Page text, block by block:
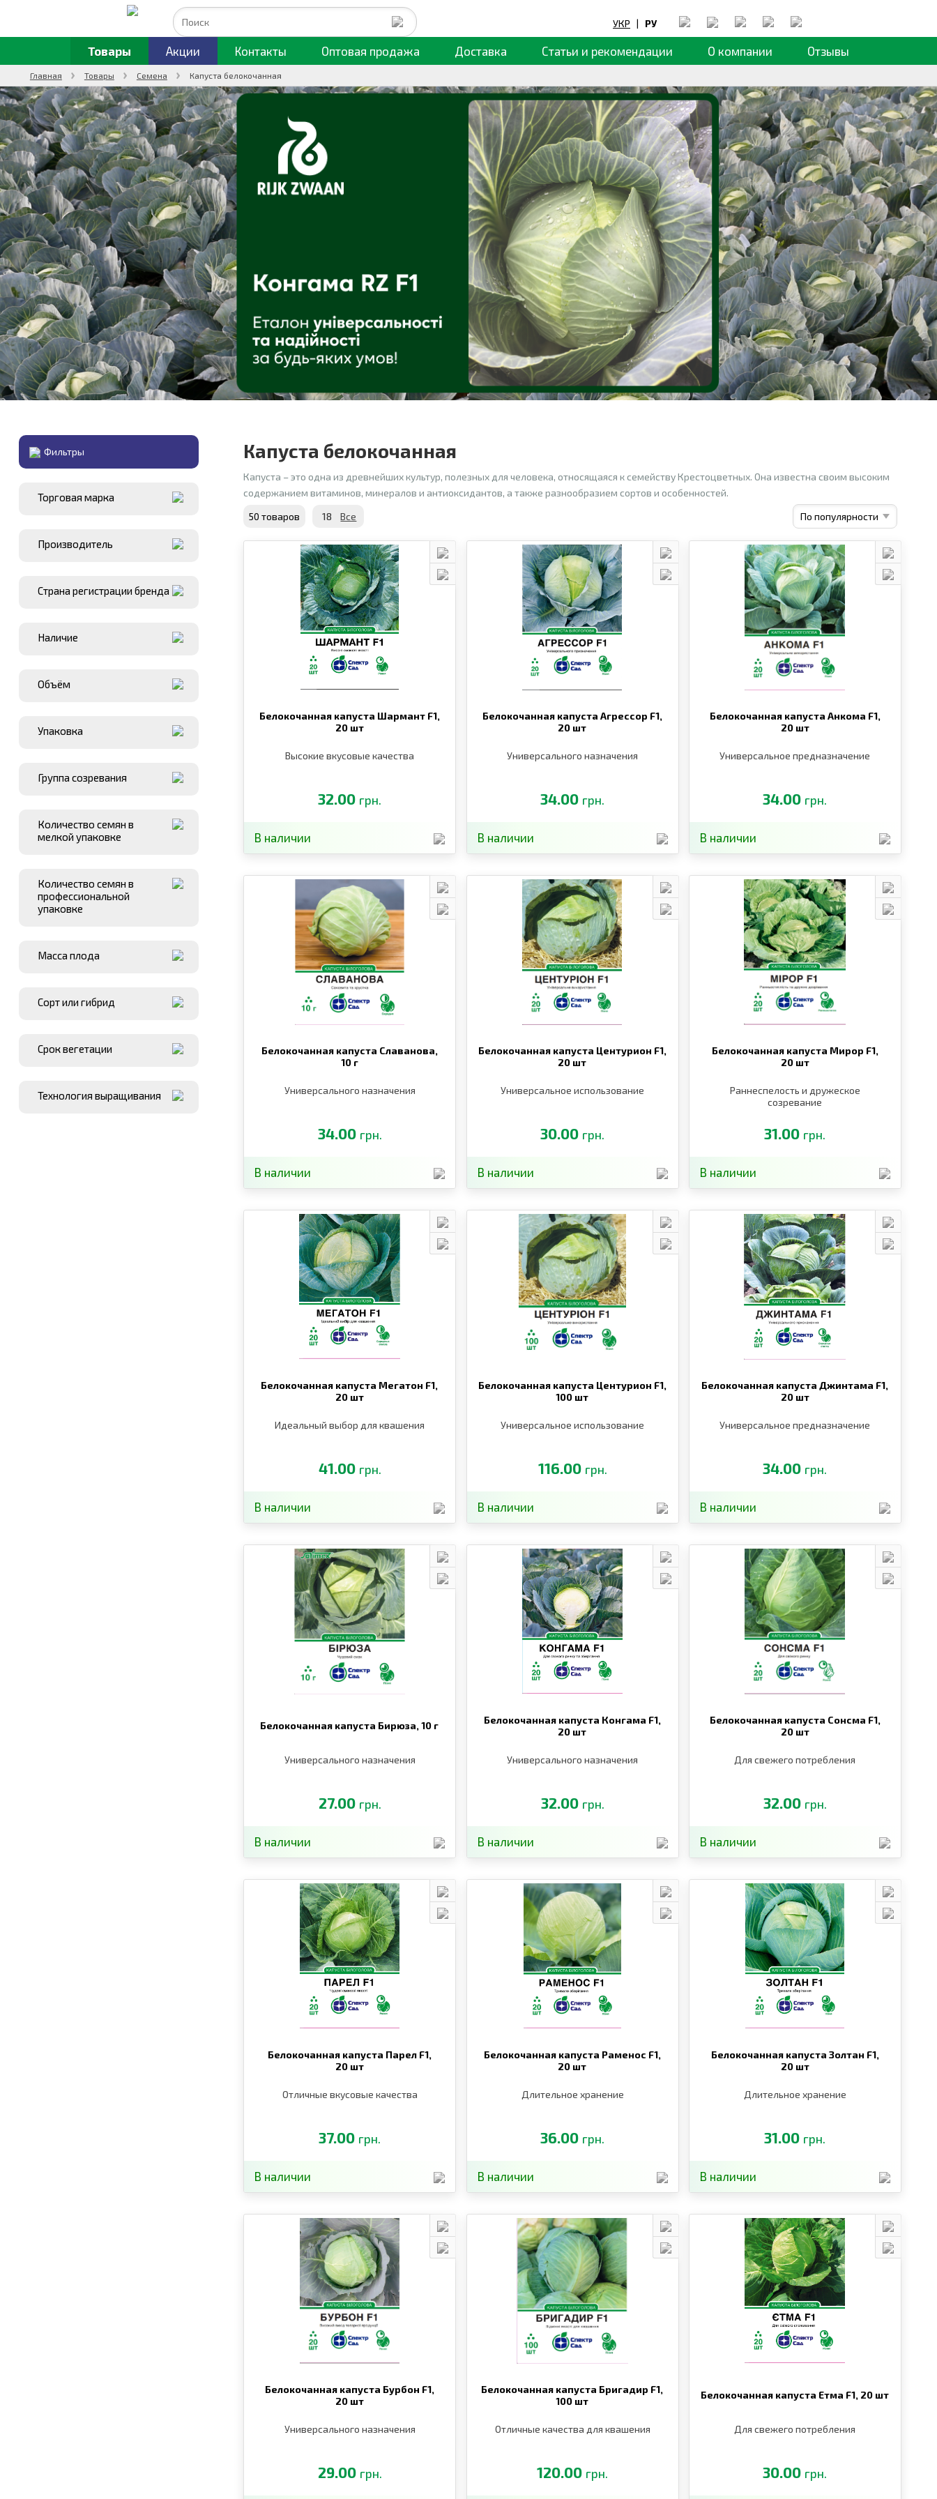
УКР | РУ
Товары Акции Контакты Оптовая продажа Доставка Статьи и рекомендации О компании Отзывы
Главная Товары Семена Капуста белокочанная
Фильтры
Торговая марка
Производитель
Страна регистрации бренда
Наличие
Объём
Упаковка
Группа созревания
Количество семян в
мелкой упаковке
Количество семян в
профессиональной
упаковке
Масса плода
Сорт или гибрид
Срок вегетации
Технология выращивания
Капуста белокочанная
Капуста – это одна из древнейших культур, полезных для человека, относящаяся к семейству Крестоцветных. Она известна своим высоким
содержанием витаминов, минералов и антиоксидантов, а также разнообразием сортов и особенностей.
50 товаров
18 Все
Белокочанная капуста Шармант F1,
20 шт
Высокие вкусовые качества
32.00 грн.
В наличии
Белокочанная капуста Агрессор F1,
20 шт
Универсального назначения
34.00 грн.
В наличии
Белокочанная капуста Анкома F1,
20 шт
Универсальное предназначение
34.00 грн.
В наличии
Белокочанная капуста Славанова,
10 г
Универсального назначения
34.00 грн.
В наличии
Белокочанная капуста Центурион F1,
20 шт
Универсальное использование
30.00 грн.
В наличии
Белокочанная капуста Мирор F1,
20 шт
Раннеспелость и дружеское
созревание
31.00 грн.
В наличии
Белокочанная капуста Мегатон F1,
20 шт
Идеальный выбор для квашения
41.00 грн.
В наличии
Белокочанная капуста Центурион F1,
100 шт
Универсальное использование
116.00 грн.
В наличии
Белокочанная капуста Джинтама F1,
20 шт
Универсальное предназначение
34.00 грн.
В наличии
Белокочанная капуста Бирюза,10 г
Универсального назначения
27.00 грн.
В наличии
Белокочанная капуста Конгама F1,
20 шт
Универсального назначения
32.00 грн.
В наличии
Белокочанная капуста Сонсма F1,
20 шт
Для свежего потребления
32.00 грн.
В наличии
Белокочанная капуста Парел F1,
20 шт
Отличные вкусовые качества
37.00 грн.
В наличии
Белокочанная капуста Раменос F1,
20 шт
Длительное хранение
36.00 грн.
В наличии
Белокочанная капуста Золтан F1,
20 шт
Длительное хранение
31.00 грн.
В наличии
Белокочанная капуста Бурбон F1,
20 шт
Универсального назначения
29.00 грн.
Белокочанная капуста Бригадир F1,
100 шт
Отличные качества для квашения
120.00 грн.
Белокочанная капуста Етма F1, 20 шт
Для свежего потребления
30.00 грн.